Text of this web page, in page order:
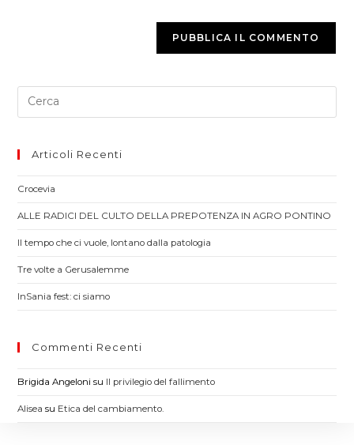
Articoli Recenti
Crocevia
ALLE RADICI DEL CULTO DELLA PREPOTENZA IN AGRO PONTINO
Il tempo che ci vuole, lontano dalla patologia
Tre volte a Gerusalemme
InSania fest: ci siamo
Commenti Recenti
Brigida Angeloni su Il privilegio del fallimento
Alisea su Etica del cambiamento.